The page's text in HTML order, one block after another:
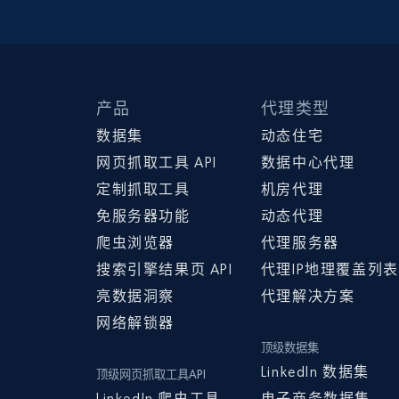
产品
数据集
网页抓取工具 API
定制抓取工具
免服务器功能
爬虫浏览器
搜索引擎结果页 API
亮数据洞察
网络解锁器
顶级网页抓取工具API
代理类型
动态住宅
数据中心代理
机房代理
动态代理
代理服务器
代理IP地理覆盖列表
代理解决方案
顶级数据集
LinkedIn 数据集